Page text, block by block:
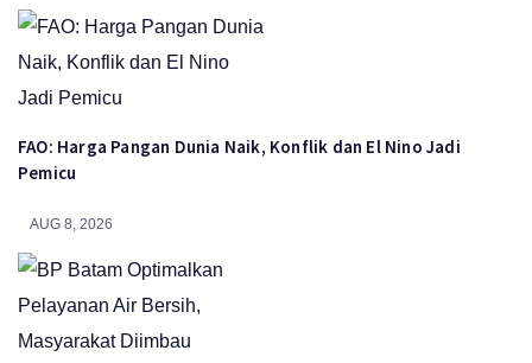
FAO: Harga Pangan Dunia Naik, Konflik dan El Nino Jadi
Pemicu
AUG 8, 2026